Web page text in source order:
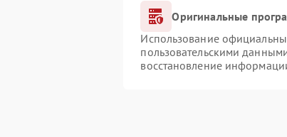
Оригинальные
Использование
пользовательскими
восстановление